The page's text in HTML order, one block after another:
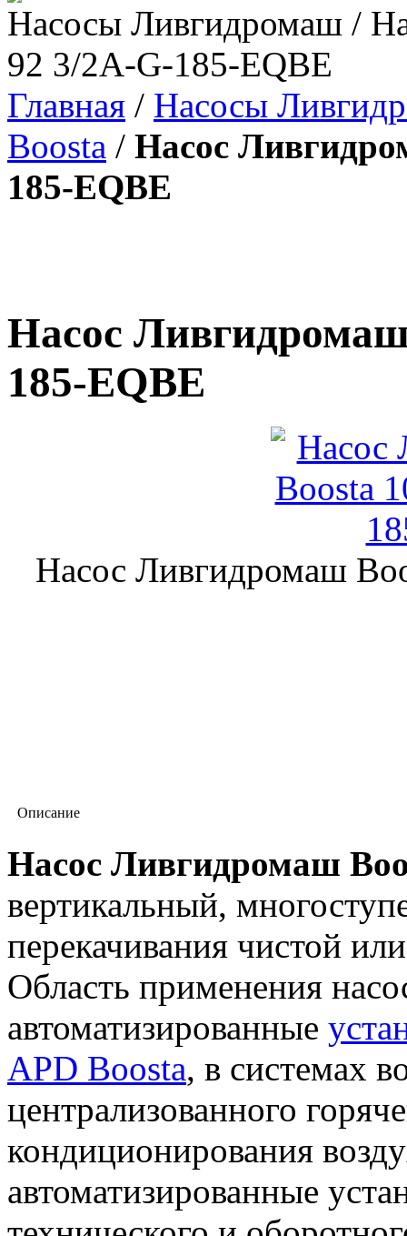
Насосы Ливгидромаш /
92 3/2A-G-185-EQBE
Главная / Насосы
Boosta / Насос
185-EQBE
Насос
185-EQBE
Насос Ливгидромаш
Описание
Насос Ливгидромаш
вертикальный,
перекачивания чистой
Область применения
автоматизированные
APD Boosta, в системах
централизованного
кондиционирования
автоматизированные